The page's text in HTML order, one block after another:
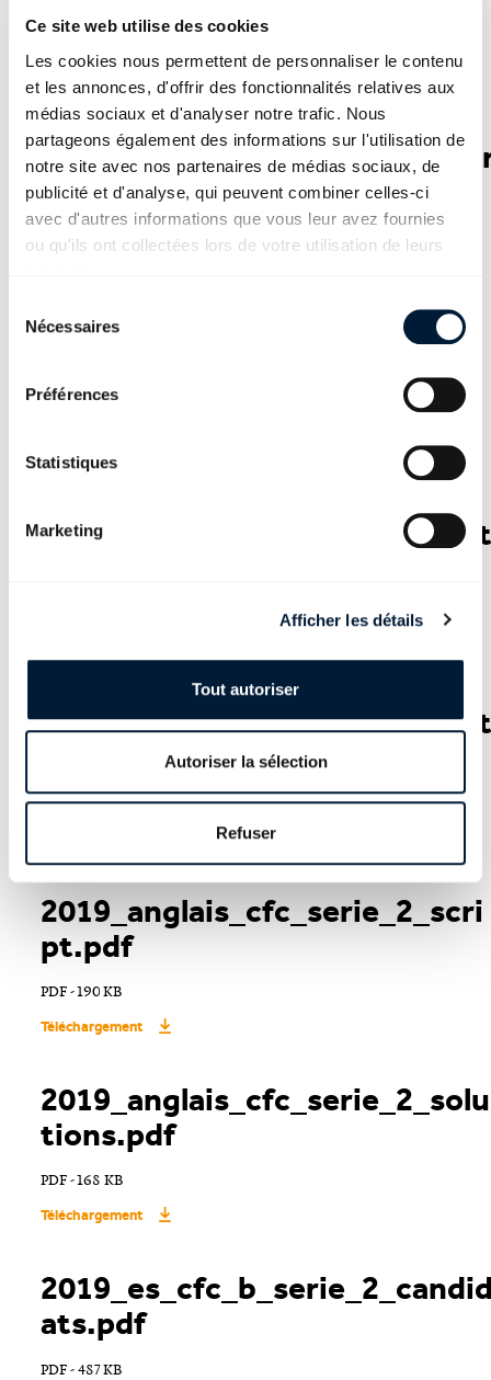
Ce site web utilise des cookies
Les cookies nous permettent de personnaliser le contenu
et les annonces, d'offrir des fonctionnalités relatives aux
médias sociaux et d'analyser notre trafic. Nous
partageons également des informations sur l'utilisation de
notre site avec nos partenaires de médias sociaux, de
publicité et d'analyse, qui peuvent combiner celles-ci
avec d'autres informations que vous leur avez fournies
ou qu'ils ont collectées lors de votre utilisation de leurs
Nécessaires
Préférences
Statistiques
Marketing
Afficher les détails
Tout autoriser
Autoriser la sélection
Refuser
Téléchargement
de.pdf
PDF - 120 KB
2019_anglais_cfc_serie_2_can
didats.pdf
Téléchargement
ie_2e3_solutions.pdf
PDF - 249 KB
2019_anglais_cfc_serie_2_scri
pt.pdf
PDF - 190 KB
Téléchargement
2019_anglais_cfc_serie_2_solu
tions.pdf
PDF - 168 KB
Téléchargement
ats.pdf
PDF - 487 KB